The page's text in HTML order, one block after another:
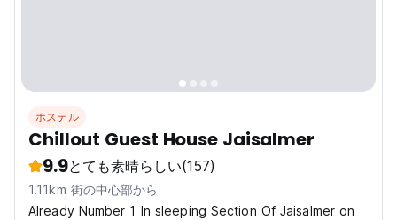
ホステル
Chillout Guest House Jaisalmer
9.9とても素晴らしい(157)
1.11km 街の中心部から
Already Number 1 In sleeping Section Of Jaisalmer on